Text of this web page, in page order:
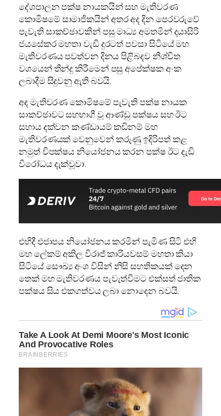
දේශපාලන පක්ෂ නායකයින් සහ මැතිවරණ
කොමිෂමේ සාමාජිකයින් අතර අද දින පෙරවරුවේ
පැවැති සාකච්ඡාවකින් පසු මාධ්‍ය අමතමින් දයාසිරි
ජයසේකර මහතා වැඩි දුරටත් පවසා සිටියේ මහ
මැතිවරණය පවත්වන දිනය පිළිබදව නිශ්චිත
වශයෙන් තීන්දු කිරීමෙන් පසු අපේක්ෂක අංක
ලබාදීම සිදුවනු ඇති බවයි.
අද මැතිවරණ කොමිෂමේ පැවැති පක්ෂ නායක
සාකච්ඡාවට සහභාගී වූ ආණ්ඩු පක්ෂය සහ ඊට
සහාය දක්වන කණ්ඩායම් කඩිනම් මහ
මැතිවරණයක් වෙනුවෙන් කරුණු ඉදිරිපත් කළ
නමුත් විපක්ෂය නියෝජනය කරන පක්ෂ ඊට දැඩි
විරෝධය දැක්වූවා.
එහිදී එජාපය නියෝජනය කරමින් පැමිණ සිටි එහි
මහ ලේකම් අකිල විරාජ් කාරියවසම් මහතා කියා
සිටියේ සෞඛ්‍ය අංශ විසින් නිසි සහතිකයක් දෙන
තෙක් මහ මැතිවරණය පැවැත්වීමට එක්සත් ජාතික
පක්ෂය සිය එකගත්වය ලබා නොදෙන බවයි.